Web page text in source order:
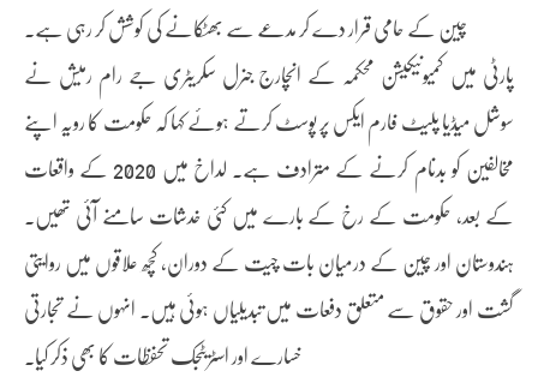
چین کے حامی قرار دے کر مدعے سے بھٹکانے کی کوشش کر رہی ہے۔
پارٹی میں کمیونیکیشن محکمہ کے انچارج جنرل سکریٹری جے رام رمیش نے
سوشل میڈیا پلیٹ فارم ایکس پر پوسٹ کرتے ہوئے کہا کہ حکومت کا رویہ اپنے
مخالفین کو بدنام کرنے کے مترادف ہے۔ لداخ میں 2020 کے واقعات
کے بعد، حکومت کے رخ کے بارے میں کئی خدشات سامنے آئی تھیں۔
ہندوستان اور چین کے درمیان بات چیت کے دوران، کچھ علاقوں میں روایتی
گشت اور حقوق سے متعلق دفعات میں تبدیلیاں ہوئی ہیں۔ انہوں نے تجارتی
خسارے اور اسٹریٹجک تحفظات کا بھی ذکر کیا۔